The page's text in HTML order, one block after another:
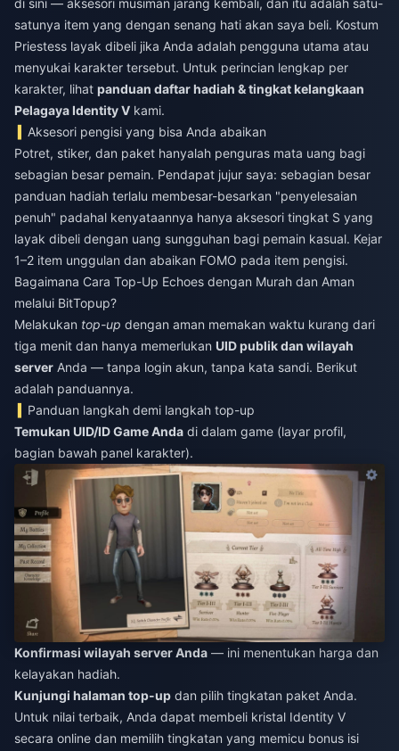
di sini — aksesori musiman jarang kembali, dan itu adalah satu-
satunya item yang dengan senang hati akan saya beli. Kostum
Priestess layak dibeli jika Anda adalah pengguna utama atau
menyukai karakter tersebut. Untuk perincian lengkap per
karakter, lihat panduan daftar hadiah & tingkat kelangkaan
Pelagaya Identity V kami.
Aksesori pengisi yang bisa Anda abaikan
Potret, stiker, dan paket hanyalah penguras mata uang bagi
sebagian besar pemain. Pendapat jujur saya: sebagian besar
panduan hadiah terlalu membesar-besarkan "penyelesaian
penuh" padahal kenyataannya hanya aksesori tingkat S yang
layak dibeli dengan uang sungguhan bagi pemain kasual. Kejar
1–2 item unggulan dan abaikan FOMO pada item pengisi.
Bagaimana Cara Top-Up Echoes dengan Murah dan Aman
melalui BitTopup?
Melakukan top-up dengan aman memakan waktu kurang dari
tiga menit dan hanya memerlukan UID publik dan wilayah
server Anda — tanpa login akun, tanpa kata sandi. Berikut
adalah panduannya.
Panduan langkah demi langkah top-up
Temukan UID/ID Game Anda di dalam game (layar profil,
bagian bawah panel karakter).
Konfirmasi wilayah server Anda — ini menentukan harga dan
kelayakan hadiah.
Kunjungi halaman top-up dan pilih tingkatan paket Anda.
Untuk nilai terbaik, Anda dapat membeli kristal Identity V
secara online dan memilih tingkatan yang memicu bonus isi